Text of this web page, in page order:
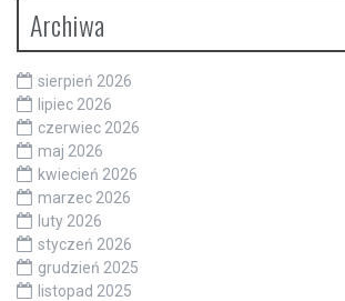
Archiwa
sierpień 2026
lipiec 2026
czerwiec 2026
maj 2026
kwiecień 2026
marzec 2026
luty 2026
styczeń 2026
grudzień 2025
listopad 2025